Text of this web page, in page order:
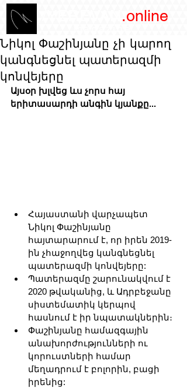
.online
Նիկոլ Փաշինյանը չի կարող
կանգնեցնել պատերազմի
կոնվեյերը
Այսօր խլվեց ևս չորս հայ
երիտասարդի անգին կյանքը...
Հայաստանի վարչապետ
Նիկոլ Փաշինյանը
հայտարարում է, որ իրեն 2019-
ին չհաջողվեց կանգնեցնել
պատերազմի կոնվեյերը:
Պատերազմը շարունակվում է
2020 թվականից, և Ադրբեջանը
սիստեմատիկ կերպով
հասնում է իր նպատակներին։
Փաշինյանը համազգային
անախորժությունների ու
կորուստների համար
մեղադրում է բոլորին, բացի
իրենից: